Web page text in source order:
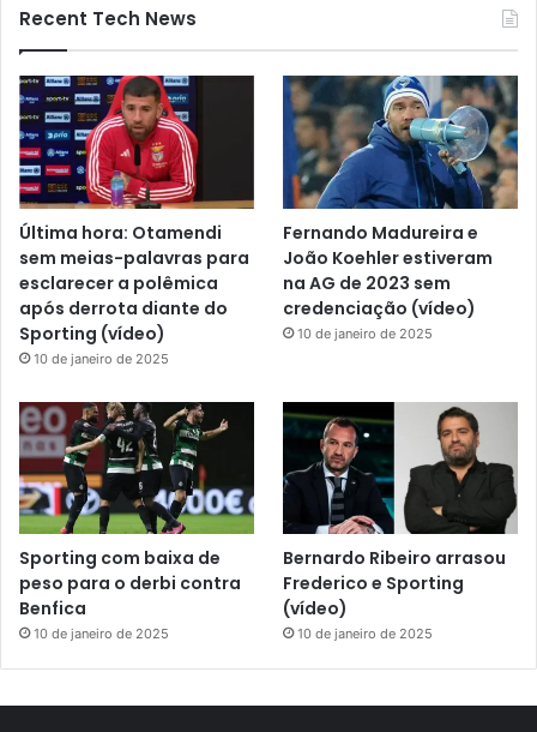
Recent Tech News
Última hora: Otamendi
sem meias-palavras para
esclarecer a polêmica
após derrota diante do
Sporting (vídeo)
10 de janeiro de 2025
Fernando Madureira e
João Koehler estiveram
na AG de 2023 sem
credenciação (vídeo)
10 de janeiro de 2025
Sporting com baixa de
peso para o derbi contra
Benfica
10 de janeiro de 2025
Bernardo Ribeiro arrasou
Frederico e Sporting
(vídeo)
10 de janeiro de 2025